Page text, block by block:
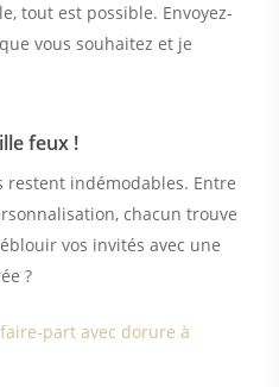
tout est possible. Envoyez-
vous souhaitez et je
feux !
restent indémodables. Entre
chacun trouve
vos invités avec une
?
faire-part avec dorure à